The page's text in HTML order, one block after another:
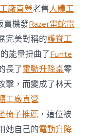
計
DT
踢
友
誼
賽〉
中
廠直營老舊人體工
賣機發Razer雷蛇電
完美對稱的護脊工
能量扭曲了Funte
長了電動升降桌零
擊，而變成了林天
工廠直營
椅子推薦 ，這位被
她自己的電動升降